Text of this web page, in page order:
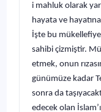
i mahluk olarak
hayata ve
İşte bu
sahibi çizmiştir.
etmek, onun
günümüze kadar
sonra da
edecek olan